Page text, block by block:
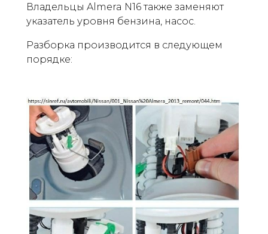
Владельцы Almera N16 также заменяют
указатель уровня бензина, насос.
Разборка производится в следующем
порядке: